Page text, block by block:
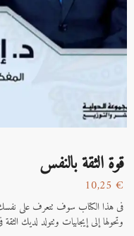
قوة الثقة بالنفس
10,25 €
فى هذا الكتاب سوف تتعرف على
وتحولها إلى إيجابيات وتتولد لديك